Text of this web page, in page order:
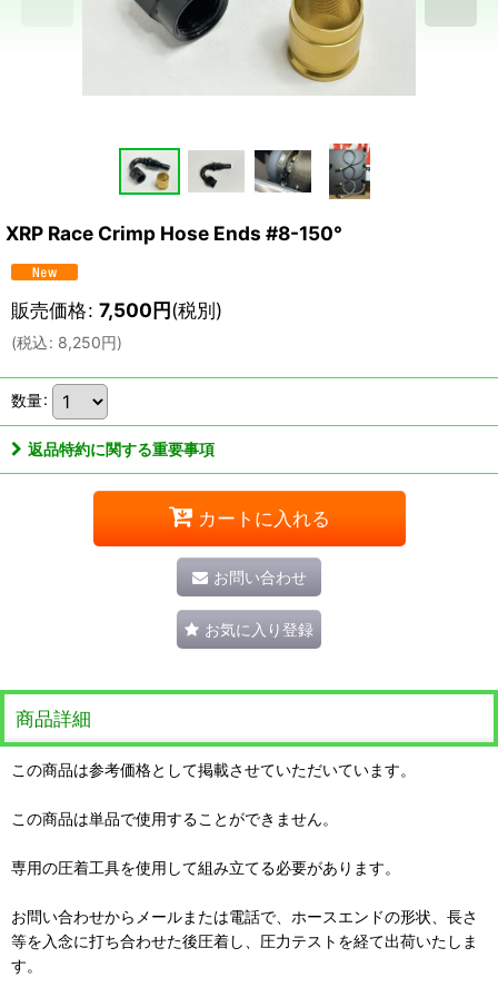
XRP Race Crimp Hose Ends #8-150°
販売価格: 7,500円(税別)
(税込: 8,250円)
数量:
返品特約に関する重要事項
カートに入れる
お問い合わせ
お気に入り登録
商品詳細
この商品は参考価格として掲載させていただいています。
この商品は単品で使用することができません。
専用の圧着工具を使用して組み立てる必要があります。
お問い合わせからメールまたは電話で、ホースエンドの形状、長さ
等を入念に打ち合わせた後圧着し、圧力テストを経て出荷いたしま
す。